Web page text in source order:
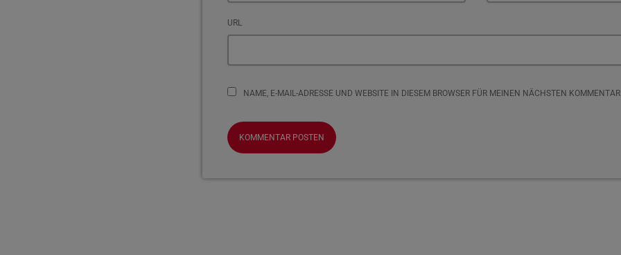
URL
NAME, E-MAIL-ADRESSE UND WEBSITE IN DIESEM BROWSER FÜR MEINEN NÄCHSTEN